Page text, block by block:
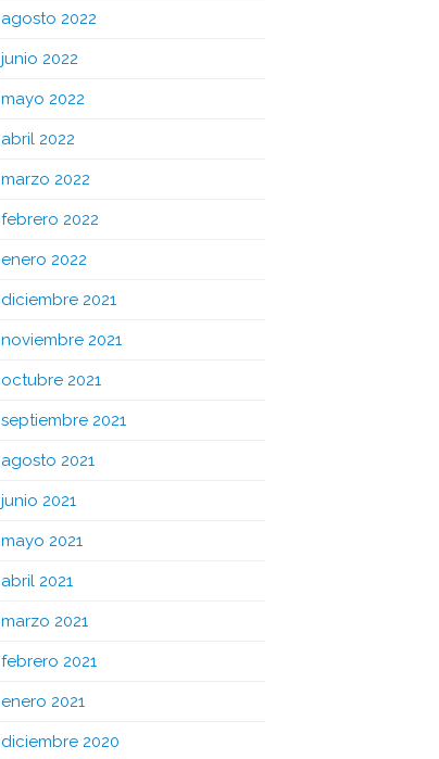
agosto 2022
junio 2022
mayo 2022
abril 2022
marzo 2022
febrero 2022
enero 2022
diciembre 2021
noviembre 2021
octubre 2021
septiembre 2021
agosto 2021
junio 2021
mayo 2021
abril 2021
marzo 2021
febrero 2021
enero 2021
diciembre 2020